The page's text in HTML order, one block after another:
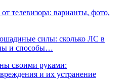
телевизора: варианты, фото,
силы: сколько ЛС в
и способы…
своими руками:
и их устранение